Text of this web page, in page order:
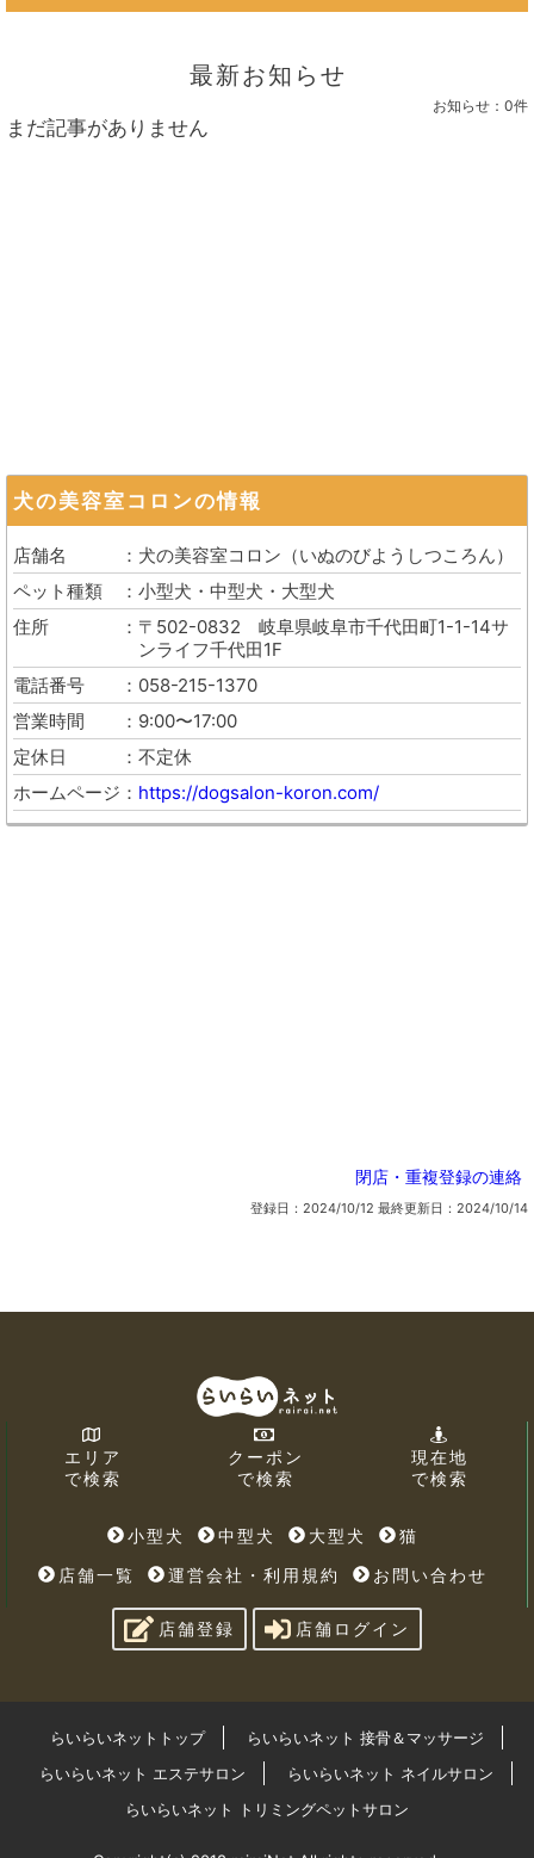
最新お知らせ
お知らせ： 0件
まだ記事がありません
犬の美容室コロンの情報
店舗名 犬の美容室コロン （いぬのびようしつころん）
ペット種類
小型犬・中型犬・大型犬
住所
〒502-0832 岐阜県岐阜市千代田町1-1-14サ
ンライフ千代田1F
電話番号
058-215-1370
営業時間
9:00〜17:00
定休日
不定休
ホームページ
https://dogsalon-koron.com/
閉店・重複登録の連絡
登録日：2024/10/12 最終更新日：2024/10/14
エリア
で検索
クーポン
で検索
現在地
で検索
小型犬 中型犬 大型犬
猫
店舗一覧
運営会社・利用規約 お問い合わせ
店舗登録 店舗ログイン
らいらいネットトップ
らいらいネット 接骨＆マッサージ
らいらいネット エステサロン
らいらいネット ネイルサロン
らいらいネット トリミングペットサロン